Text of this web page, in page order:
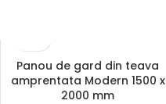
Panou de gard din teava
amprentata Modern 1500 x
2000 mm